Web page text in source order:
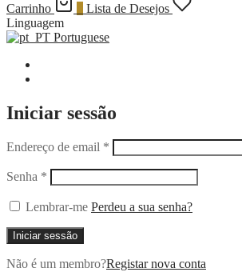
Carrinho
Lista de Desejos
Linguagem
Portuguese
Iniciar sessão
Endereço de email *
Senha *
Lembrar-me Perdeu a sua senha?
Iniciar sessão
Não é um membro?Registar nova conta